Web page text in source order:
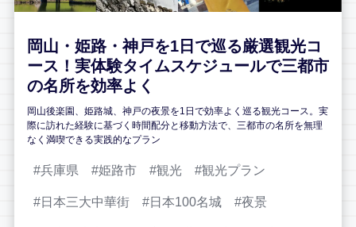
岡山・姫路・神戸を1日で巡る厳選観光コ
ース！実体験タイムスケジュールで三都市
の名所を効率よく
岡山後楽園、姫路城、神戸の夜景を1日で効率よく巡る観光コース。実
際に訪れた経験に基づく時間配分と移動方法で、三都市の名所を無理
なく満喫できる実践的なプラン
兵庫県 姫路市 観光 観光プラン
日本三大中華街 日本100名城 夜景